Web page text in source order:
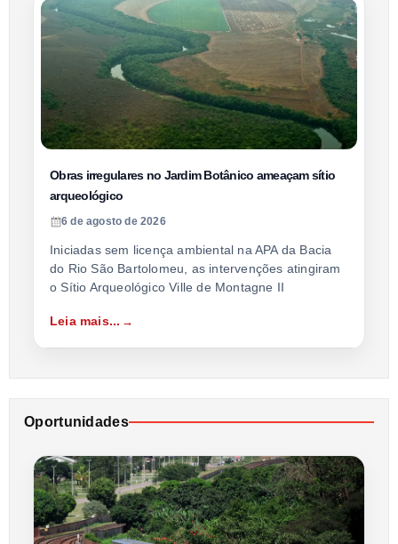
Obras irregulares no Jardim Botânico ameaçam sítio
arqueológico
6 de agosto de 2026
Iniciadas sem licença ambiental na APA da Bacia
do Rio São Bartolomeu, as intervenções atingiram
o Sítio Arqueológico Ville de Montagne II
Leia mais...
Oportunidades